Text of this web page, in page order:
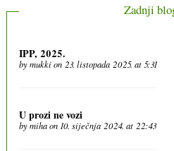
Zadnji
IPP, 2025.
bymukkion 23. listopada 2025. at 5:31
U prozi ne vozi
bymihaon 10. siječnja 2024. at 22:43